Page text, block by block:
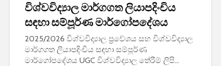
විශ්වවිද්‍යාල මාර්ගගත ලියාපදිංචිය
සඳහා සම්පූර්ණ මාර්ගෝපදේශය
2025/2026 විශ්වවිද්‍යාල ප්‍රවේශය සහ විශ්වවිද්‍යාල
මාර්ගගත ලියාපදිංචිය සඳහා සම්පූර්ණ
මාර්ගෝපදේශය UGC විශ්වවිද්‍යාල තේරීම් ලිපි...